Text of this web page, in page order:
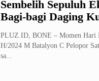
Sembelih Sepuluh
Bagi-bagi Daging
PLUZ.ID, BONE – Momen Hari
H/2024 M Batalyon C Pelopor
sa...